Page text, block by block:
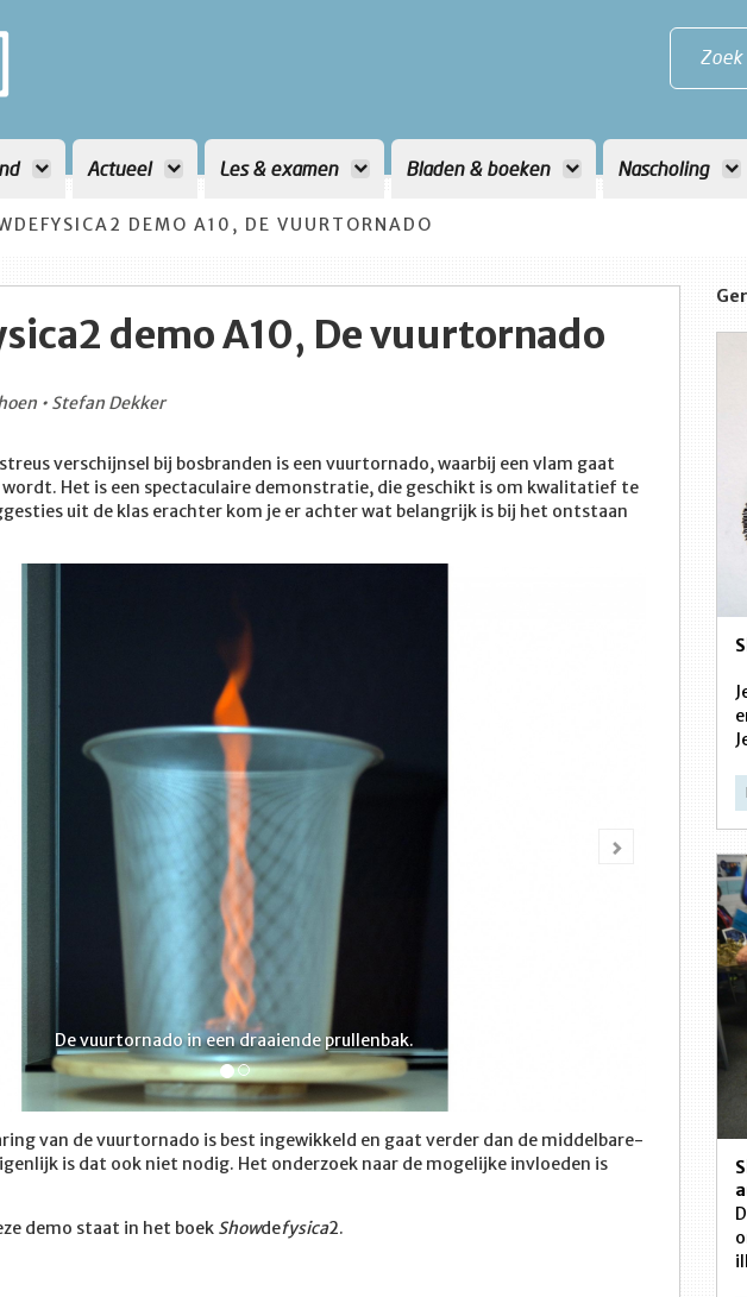
Actueel Les & examen Bladen & boeken Nascholing
DEMO A10, DE VUURTORNADO
demo A10, De vuurtornado
• Stefan Dekker
verschijnsel bij bosbranden is een vuurtornado, waarbij een vlam gaat
Het is een spectaculaire demonstratie, die geschikt is om kwalitatief te
uit de klas erachter kom je er achter wat belangrijk is bij het ontstaan
De vuurtornado in een draaiende prullenbak.
Volgende
van de vuurtornado is best ingewikkeld en gaat verder dan de middelbare-
is dat ook niet nodig. Het onderzoek naar de mogelijke invloeden is
demo staat in het boek Showdefysica2.